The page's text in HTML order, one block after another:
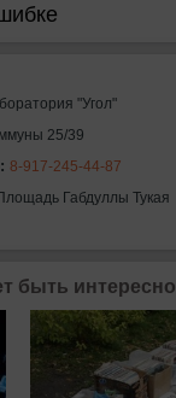
"Угол"
25/39
8-917-245-44-87
Габдуллы Тукая
быть интересно